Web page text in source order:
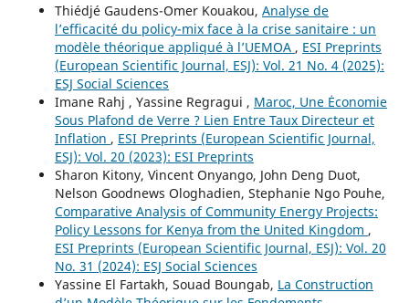
Thiédjé Gaudens-Omer Kouakou, Analyse de
l’efficacité du policy-mix face à la crise sanitaire : un
modèle théorique appliqué à l’UEMOA , ESI Preprints
(European Scientific Journal, ESJ): Vol. 21 No. 4 (2025):
ESJ Social Sciences
Imane Rahj , Yassine Regragui , Maroc, Une Ėconomie
Sous Plafond de Verre ? Lien Entre Taux Directeur et
Inflation , ESI Preprints (European Scientific Journal,
ESJ): Vol. 20 (2023): ESI Preprints
Sharon Kitony, Vincent Onyango, John Deng Duot,
Nelson Goodnews Ologhadien, Stephanie Ngo Pouhe,
Comparative Analysis of Community Energy Projects:
Policy Lessons for Kenya from the United Kingdom ,
ESI Preprints (European Scientific Journal, ESJ): Vol. 20
No. 31 (2024): ESJ Social Sciences
Yassine El Fartakh, Souad Boungab, La Construction